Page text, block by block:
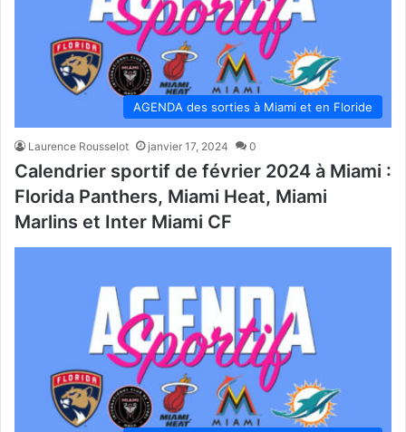
AGENDA des sorties à Miami et en Floride
Laurence Rousselot janvier 17, 2024 0
Calendrier sportif de février 2024 à Miami :
Florida Panthers, Miami Heat, Miami
Marlins et Inter Miami CF